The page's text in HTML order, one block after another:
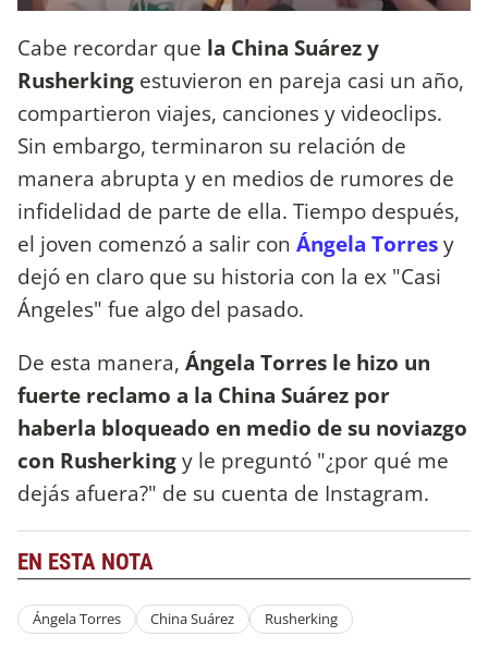
Cabe recordar que la China Suárez y
Rusherking estuvieron en pareja casi un año,
compartieron viajes, canciones y videoclips.
Sin embargo, terminaron su relación de
manera abrupta y en medios de rumores de
infidelidad de parte de ella. Tiempo después,
el joven comenzó a salir con Ángela Torresy
dejó en claro que su historia con la ex "Casi
Ángeles" fue algo del pasado.
De esta manera, Ángela Torres le hizo un
fuerte reclamo a la China Suárez por
haberla bloqueado en medio de su noviazgo
con Rusherkingy le preguntó "¿por qué me
dejás afuera?" de su cuenta de Instagram.
EN ESTA NOTA
Ángela Torres China Suárez Rusherking